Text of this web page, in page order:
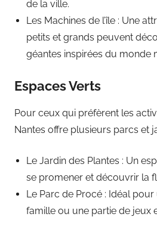
de la ville.
Les Machines de l’île : Une
petits et grands peuvent
géantes inspirées du monde
Espaces Verts
Pour ceux qui préfèrent les
Nantes offre plusieurs parcs et
Le Jardin des Plantes : Un
se promener et découvrir la
Le Parc de Procé : Idéal
famille ou une partie de jeux